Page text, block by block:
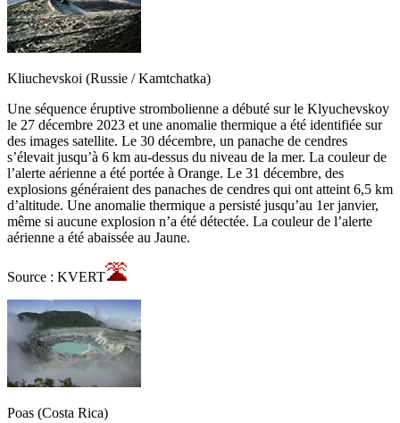
Kliuchevskoi (Russie / Kamtchatka)
Une séquence éruptive strombolienne a débuté sur le Klyuchevskoy
le 27 décembre 2023 et une anomalie thermique a été identifiée sur
des images satellite. Le 30 décembre, un panache de cendres
s’élevait jusqu’à 6 km au-dessus du niveau de la mer. La couleur de
l’alerte aérienne a été portée à Orange. Le 31 décembre, des
explosions généraient des panaches de cendres qui ont atteint 6,5 km
d’altitude. Une anomalie thermique a persisté jusqu’au 1er janvier,
même si aucune explosion n’a été détectée. La couleur de l’alerte
aérienne a été abaissée au Jaune.
Source : KVERT
Poas (Costa Rica)